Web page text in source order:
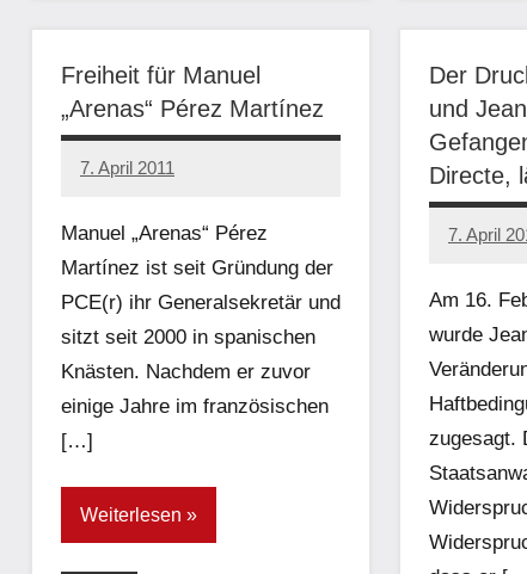
Freiheit für Manuel
„Arenas“ Pérez Martínez
7. April 2011
admin
Manuel „Arenas“ Pérez
Martínez ist seit Gründung der
PCE(r) ihr Generalsekretär und
sitzt seit 2000 in spanischen
Knästen. Nachdem er zuvor
einige Jahre im französischen
[…]
Weiterlesen
Der
und
Directe,
7. April
admin
Am 16.
wurde
zugesagt.